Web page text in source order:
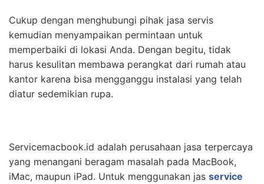
Cukup dengan menghubungi pihak jasa servis
kemudian menyampaikan permintaan untuk
memperbaiki di lokasi Anda. Dengan begitu, tidak
harus kesulitan membawa perangkat dari rumah atau
kantor karena bisa mengganggu instalasi yang telah
diatur sedemikian rupa.
Servicemacbook.id adalah perusahaan jasa terpercaya
yang menangani beragam masalah pada MacBook,
iMac, maupun iPad. Untuk menggunakan jas service